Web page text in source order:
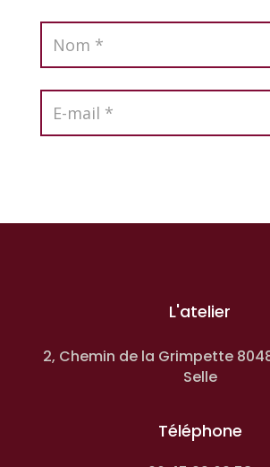
L'atelier
2, Chemin de la Grimpette
Selle
Téléphone